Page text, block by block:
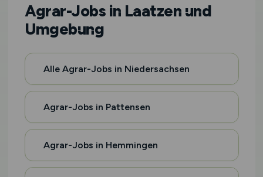
Agrar-Jobs in Laatzen und
Umgebung
Alle Agrar-Jobs in Niedersachsen
Agrar-Jobs in Pattensen
Agrar-Jobs in Hemmingen